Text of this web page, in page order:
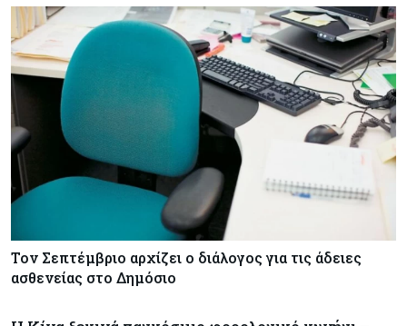
Τον Σεπτέμβριο αρχίζει ο διάλογος για τις άδειες
ασθενείας στο Δημόσιο